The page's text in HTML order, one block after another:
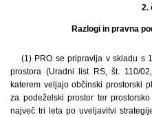
2.
Razlogi in pravna
(1) PRO se pripravlja v skladu s
prostora (Uradni list RS, št. 110/
katerem veljajo občinski prostorski
za podeželski prostor ter
največ tri leta po uveljavitvi